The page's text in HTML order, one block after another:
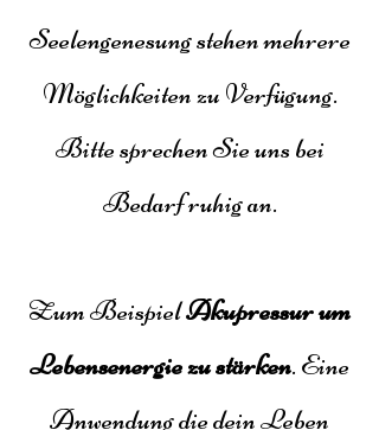
Seelengenesung stehen mehrere
Möglichkeiten zu Verfügung.
Bitte sprechen Sie uns bei
Bedarf ruhig an.
Zum BeispielAkupressur um
Lebensenergie zu stärken. Eine
Anwendung die dein Leben